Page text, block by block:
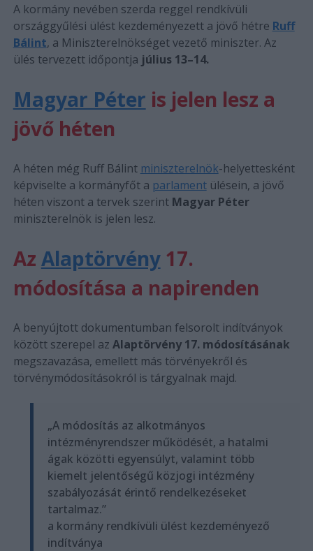
A kormány nevében szerda reggel rendkívüli
országgyűlési ülést kezdeményezett a jövő hétre Ruff
Bálint, a Miniszterelnökséget vezető miniszter. Az
ülés tervezett időpontja július 13–14.
Magyar Péter is jelen lesz a
jövő héten
A héten még Ruff Bálint miniszterelnök-helyettesként
képviselte a kormányfőt a parlamentülésein, a jövő
héten viszont a tervek szerint Magyar Péter
miniszterelnök is jelen lesz.
Az Alaptörvény17.
módosítása a napirenden
A benyújtott dokumentumban felsorolt indítványok
között szerepel az Alaptörvény 17. módosításának
megszavazása, emellett más törvényekről és
törvénymódosításokról is tárgyalnak majd.
„A módosítás az alkotmányos
intézményrendszer működését, a hatalmi
ágak közötti egyensúlyt, valamint több
kiemelt jelentőségű közjogi intézmény
szabályozását érintő rendelkezéseket
tartalmaz.”
a kormány rendkívüli ülést kezdeményező
indítványa